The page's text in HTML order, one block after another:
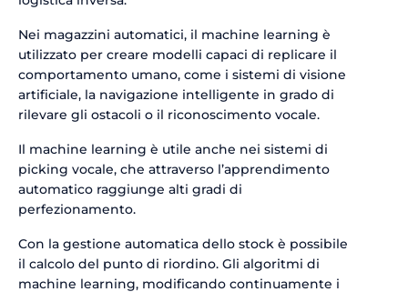
Nei magazzini automatici, il machine learning è
utilizzato per creare modelli capaci di replicare il
comportamento umano, come i sistemi di visione
artificiale, la navigazione intelligente in grado di
rilevare gli ostacoli o il riconoscimento vocale.
Il machine learning è utile anche nei sistemi di
picking vocale, che attraverso l’apprendimento
automatico raggiunge alti gradi di
perfezionamento.
Con la gestione automatica dello stock è possibile
il calcolo del punto di riordino. Gli algoritmi di
machine learning, modificando continuamente i